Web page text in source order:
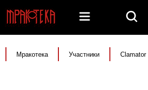
Мракотека Участники Clamator